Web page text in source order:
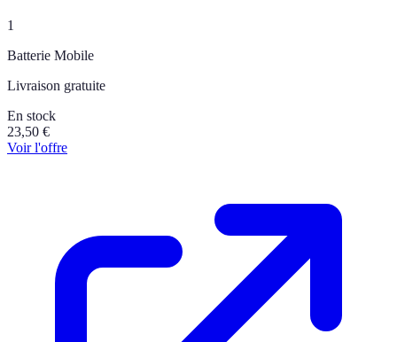
1
Batterie Mobile
Livraison gratuite
En stock
23,50 €
Voir l'offre